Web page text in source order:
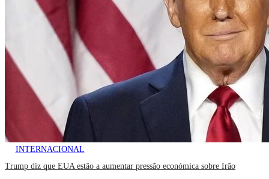
INTERNACIONAL
Trump diz que EUA estão a aumentar pressão económica sobre Irão